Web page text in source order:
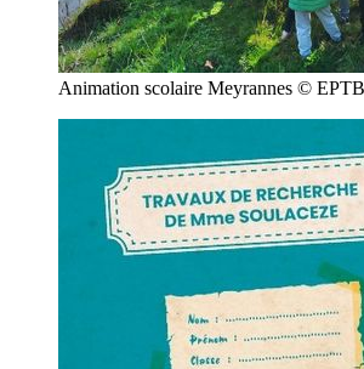
Animation scolaire Meyrannes ©